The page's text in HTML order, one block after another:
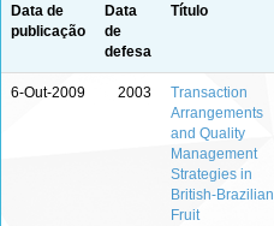
Data de
publicação
Data
de
defesa
Título
6-Out-2009 2003
Transaction
Arrangements
and Quality
Management
Strategies in
British-Brazilian
Fruit